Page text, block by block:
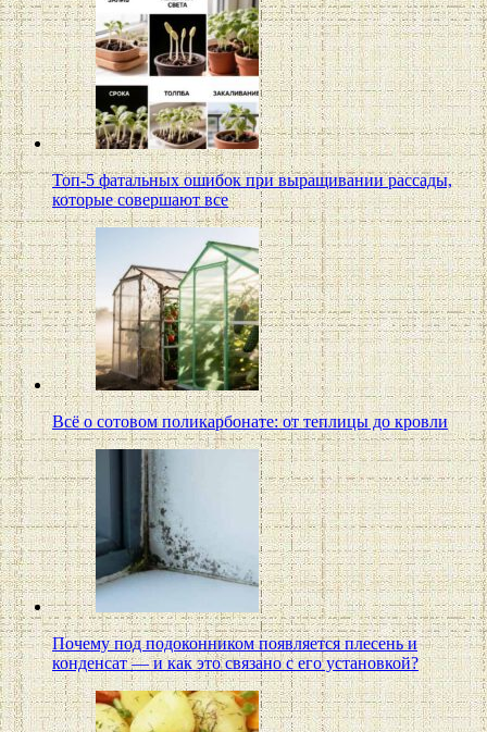
Топ-5 фатальных ошибок при выращивании рассады,
которые совершают все
Всё о сотовом поликарбонате: от теплицы до кровли
Почему под подоконником появляется плесень и
конденсат — и как это связано с его установкой?